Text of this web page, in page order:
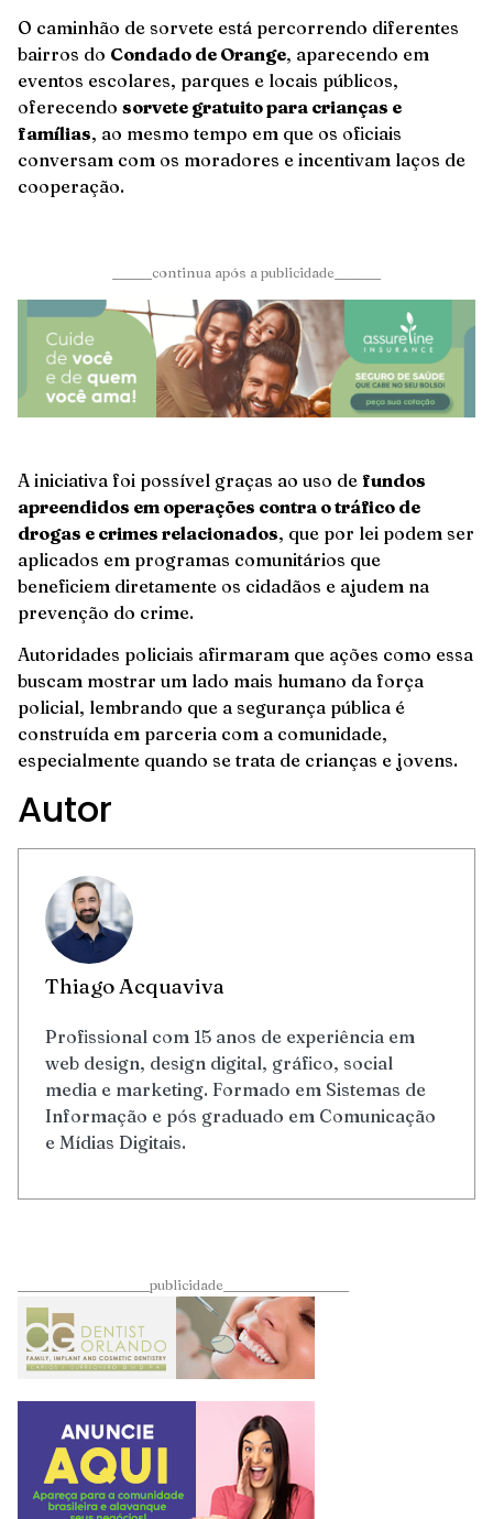
O caminhão de sorvete está percorrendo diferentes
bairros do Condado de Orange, aparecendo em
eventos escolares, parques e locais públicos,
oferecendo sorvete gratuito para crianças e
famílias, ao mesmo tempo em que os oficiais
conversam com os moradores e incentivam laços de
cooperação.
______continua após a publicidade_______
A iniciativa foi possível graças ao uso de fundos
apreendidos em operações contra o tráfico de
drogas e crimes relacionados, que por lei podem ser
aplicados em programas comunitários que
beneficiem diretamente os cidadãos e ajudem na
prevenção do crime.
Autoridades policiais afirmaram que ações como essa
buscam mostrar um lado mais humano da força
policial, lembrando que a segurança pública é
construída em parceria com a comunidade,
especialmente quando se trata de crianças e jovens.
Autor
Thiago Acquaviva
Profissional com 15 anos de experiência em
web design, design digital, gráfico, social
media e marketing. Formado em Sistemas de
Informação e pós graduado em Comunicação
e Mídias Digitais.
____________________publicidade___________________